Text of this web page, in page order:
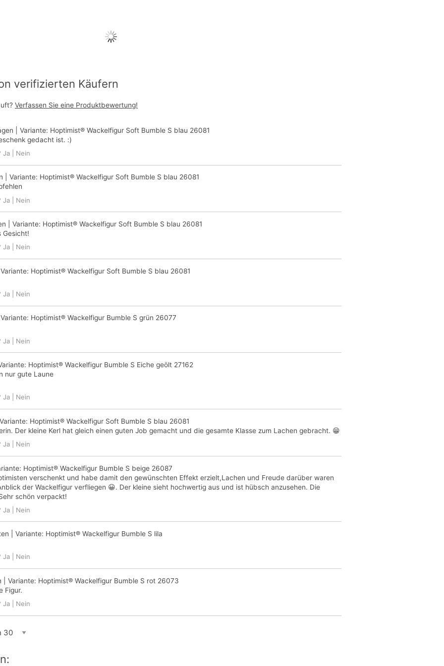
verifizierten Käufern
Verfassen Sie eine Produktbewertung!
| Variante: Hoptimist® Wackelfigur Soft Bumble S blau 26081
gedacht ist. :)
Ja Nein
| Variante: Hoptimist® Wackelfigur Soft Bumble S blau 26081
Ja Nein
| Variante: Hoptimist® Wackelfigur Soft Bumble S blau 26081
Gesicht!
Ja Nein
Hoptimist® Wackelfigur Soft Bumble S blau 26081
Ja Nein
Hoptimist® Wackelfigur Bumble S grün 26077
Ja Nein
Hoptimist® Wackelfigur Bumble S Eiche geölt 27162
nur gute Laune
Ja Nein
Hoptimist® Wackelfigur Soft Bumble S blau 26081
Der kleine Kerl hat gleich einen guten Job gemacht und die gesamte Klasse zum Lachen gebracht. 😁
Ja Nein
Hoptimist® Wackelfigur Bumble S beige 26087
verschenkt und habe damit den gewünschten Effekt erzielt,Lachen und Freude darüber waren
der Wackelfigur verfliegen 😀. Der kleine sieht hochwertig aus und ist hübsch anzusehen. Die
schön verpackt!
Ja Nein
| Variante: Hoptimist® Wackelfigur Bumble S lila
Ja Nein
| Variante: Hoptimist® Wackelfigur Bumble S rot 26073
Figur.
Ja Nein